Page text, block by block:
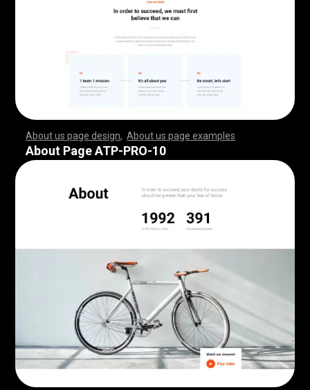
About us page design ,About us page examples
,,,,,,,,,,,,,,,,,,,,,,,, ,,,,,,,,,,,,,,,,,,,,,,,,,,,
,,,,,,,,,,,,,,,,,,,,,,,, ,,,,,,,,,,,,,,,,,,,,,,,,,,,
,,,,,,,,,,,,,,,,,,,,,,,, ,,,,,,,,,,,,,,,,,,,,,,,,,,,
,,,,,,,,,,,,,,,,,,,,,,,, ,,,,,,,,,,,,,,,,,,,,,,,,,,,
,,,,,,,,,,,,,,,,,,,,,,,, ,,,,,,,,,,,,,,,,,,,,,,,,,,,
,,,,,,,,,,,,,,,,,,,,,,,, ,,,,,,,,,,,,,,,,,,,,,,,,,,,
,,,,,,,,,,,,,,,,,,,,,,,, ,,,,,,,,,,,,,,,,,,,,,,,,,,,
,,,,,,,,,,,,,,,,,,,,,,,, ,,,,,,,,,,,,
About Page ATP-PRO-10